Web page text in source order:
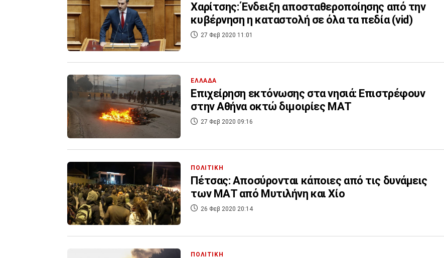
Χαρίτσης: Ένδειξη αποσταθεροποίησης από την
κυβέρνηση η καταστολή σε όλα τα πεδία (vid)
27 Φεβ 2020 11:01
ΕΛΛΑΔΑ
Επιχείρηση εκτόνωσης στα νησιά: Επιστρέφουν
στην Αθήνα οκτώ διμοιρίες ΜΑΤ
27 Φεβ 2020 09:16
ΠΟΛΙΤΙΚΗ
Πέτσας: Αποσύρονται κάποιες από τις δυνάμεις
των ΜΑΤ από Μυτιλήνη και Χίο
26 Φεβ 2020 20:14
ΠΟΛΙΤΙΚΗ